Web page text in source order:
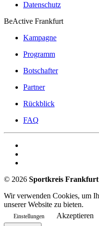
Datenschutz
BeActive Frankfurt
Kampagne
Programm
Botschafter
Partner
Rückblick
FAQ
© 2026 Sportkreis Frankfurt
Wir verwenden Cookies, um
unserer Website zu bieten.
Einstellungen Akzeptieren